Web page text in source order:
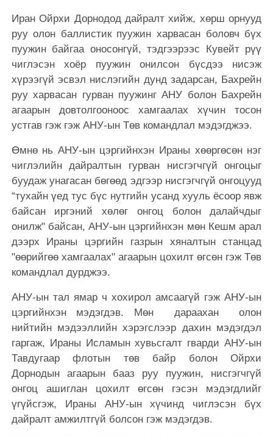
Иран Ойрхи Дорнодод дайралт хийж, хөрш орнууд
руу олон баллистик пуужин харвасан боловч бүх
пуужин байгаа оносонгүй, тэдгээрээс Кувейт рүү
чиглэсэн хоёр пуужин онилсон бүсдээ нисэж
хүрээгүй эсвэл нислэгийн дунд задарсан, Бахрейн
руу харвасан гурван пуужинг АНУ болон Бахрейн
агаарын довтолгооноос хамгаалах хүчин тосон
устгав гэж гэж АНУ-ын Төв командлал мэдэгджээ.
Өмнө нь АНУ-ын цэргийнхэн Ираны хөөргөсөн нэг
чиглэлийн дайралтын гурван нисгэгчгүй онгоцыг
буудаж унагасан бөгөөд эдгээр нисгэгчгүй онгоцууд
“тухайн үед тус бүс нутгийн усанд хууль ёсоор явж
байсан иргэний хөлөг онгоц болон далайчдыг
онилж" байсан, АНУ-ын цэргийнхэн мөн Кешм арал
дээрх Ираны цэргийн газрын хяналтын станцад
"өөрийгөө хамгаалах" агаарын цохилт өгсөн гэж Төв
командлал дурджээ.
АНУ-ын тал ямар ч хохирол амсаагүй гэж АНУ-ын
цэргийнхэн мэдэгдэв. Мөн дараахан олон
нийтийн мэдээллийн хэрэгслээр дахин мэдэгдэл
гаргаж, Ираны Исламын хувьсгалт гварди АНУ-ын
Тавдугаар флотын төв байр болон Ойрхи
Дорнодын агаарын бааз руу пуужин, нисгэгчгүй
онгоц ашиглан цохилт өгсөн гэсэн мэдэгдлийг
үгүйсгэж, Ираны АНУ-ын хүчинд чиглэсэн бүх
дайралт амжилтгүй болсон гэж мэдэгдэв.